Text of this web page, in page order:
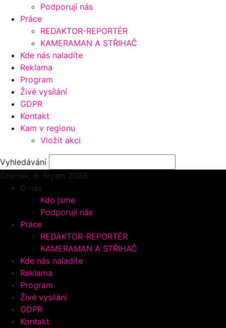
Podporují nás
Práce
REDAKTOR-REPORTÉR
KAMERAMAN A STŘIHAČ
Kde nás naladíte
Reklama
Program
Živé vysílání
GDPR
Kontakt
Kam v regionu
Vložit akci
Vyhledávání
Čtvrtek, 6. Srpen 2026
O nás
Kdo jsme
Podporují nás
Práce
REDAKTOR-REPORTÉR
KAMERAMAN A STŘIHAČ
Kde nás naladíte
Reklama
Program
Živé vysílání
GDPR
Kontakt